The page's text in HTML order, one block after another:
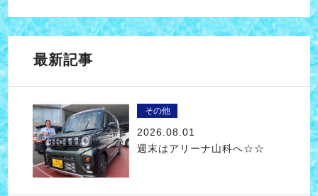
最新記事
その他
2026.08.01
週末はアリーナ山科へ☆☆